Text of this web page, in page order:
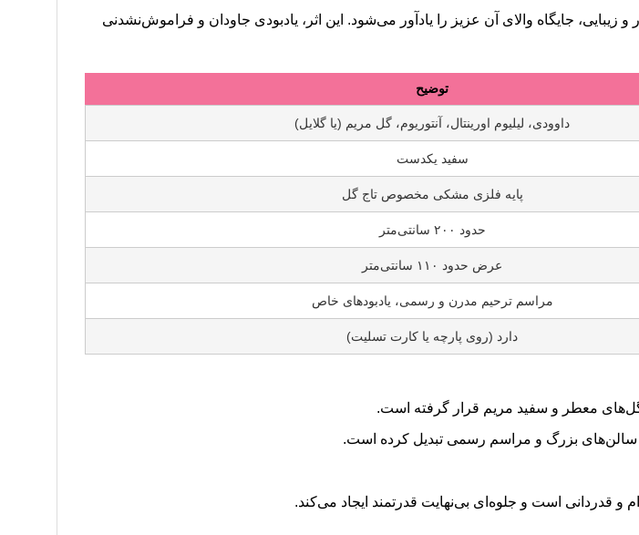
جایگاه والای آن عزیز را یادآور می‌شود. این اثر، یادبودی جاودان و فراموش‌نشدنی
توضیح
داوودی، لیلیوم اورینتال، آنتوریوم، گل مریم (یا گلایل)
سفید یکدست
پایه فلزی مشکی مخصوص تاج گل
حدود ۲۰۰ سانتی‌متر
عرض حدود ۱۱۰ سانتی‌متر
مراسم ترحیم مدرن و رسمی، یادبودهای خاص
دارد (روی پارچه یا کارت تسلیت)
گل‌های معطر و سفید مریم قرار گرفته است.
قدردانی است و جلوه‌ای بی‌نهایت قدرتمند ایجاد می‌کند.